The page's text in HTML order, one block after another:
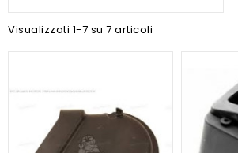
Visualizzati 1-7 su 7 articoli